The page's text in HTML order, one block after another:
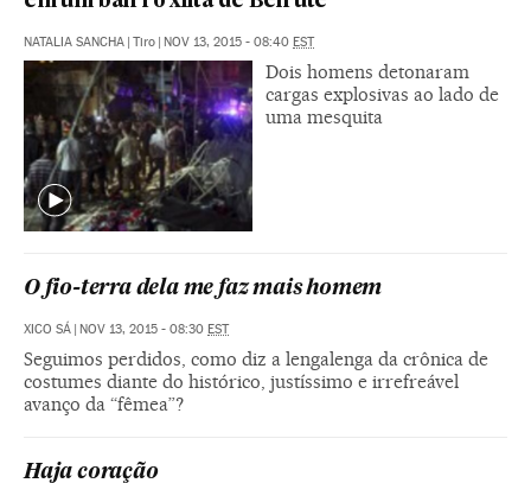
NATALIA SANCHA | Tiro | NOV 13, 2015 - 08:40 EST
Dois homens detonaram
cargas explosivas ao lado de
uma mesquita
O fio-terra dela me faz mais homem
XICO SÁ NOV 13, 2015 - 08:30 EST
Seguimos perdidos, como diz a lengalenga da crônica de
costumes diante do histórico, justíssimo e irrefreável
avanço da “fêmea”?
Haja coração